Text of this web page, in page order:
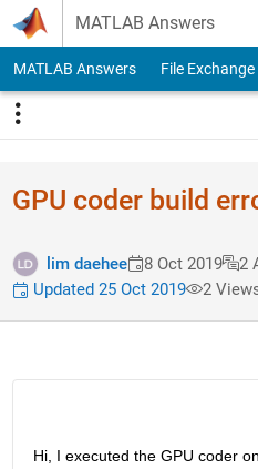
Skip to content
MATLAB Answers
MATLAB Answers File Exchange
GPU coder build
lim daehee 8 Oct 2019
2
Updated 25 Oct 2019
2
Hi, I executed the GPU coder